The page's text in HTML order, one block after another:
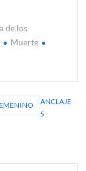
de los
Muerte
ANCLAJE
S